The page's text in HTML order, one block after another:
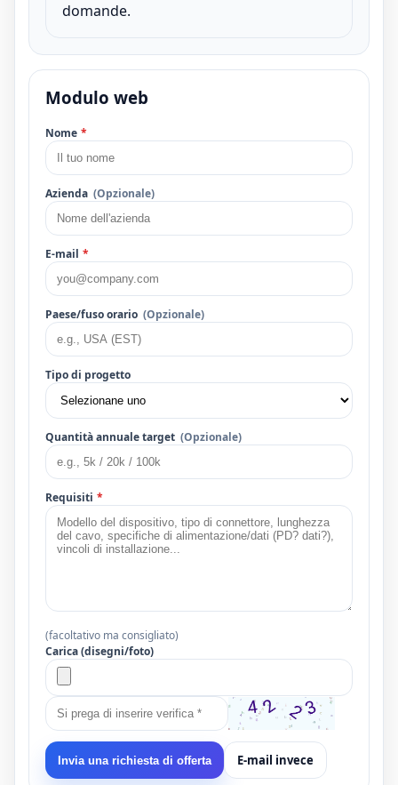
domande.
Modulo web
Nome *
Azienda (Opzionale)
E-mail *
Paese/fuso orario (Opzionale)
Tipo di progetto
Quantità annuale target (Opzionale)
Requisiti *
(facoltativo ma consigliato)
Carica (disegni/foto)
Invia una richiesta di offerta E-mail invece